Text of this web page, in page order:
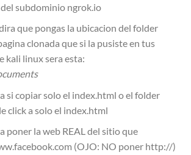
subdominio ngrok.io
que pongas la ubicacion del folder
clonada que si la pusiste en tus
kali linux sera esta:
si copiar solo el index.html o el folder
click a solo el index.html
poner la web REAL del sitio que
(OJO: NO poner http://)